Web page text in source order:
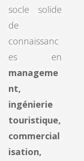
socle solide
de
connaissanc
es en
manageme
nt,
ingénierie
touristique,
commercial
isation,